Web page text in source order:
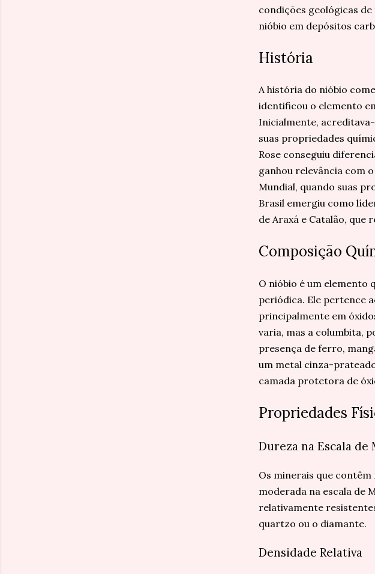
condições geológicas
nióbio em depósitos
História
A história do nióbio
identificou o elemento
Inicialmente,
suas propriedades
Rose conseguiu
ganhou relevância com
Mundial, quando suas
Brasil emergiu como
de Araxá e Catalão, que
Composição
O nióbio é um elemento
periódica. Ele pertence
principalmente em
varia, mas a columbita,
presença de ferro,
um metal cinza-
camada protetora de
Propriedades
Dureza na Escala de
Os minerais que
moderada na escala de
relativamente
quartzo ou o diamante.
Densidade Relativa